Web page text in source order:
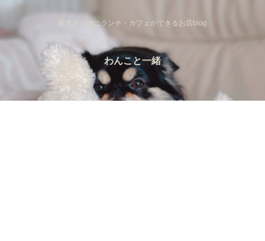
愛犬と一緒にランチ・カフェができるお店blog
わんこと一緒